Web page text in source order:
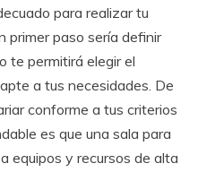
para realizar tu
primer paso sería definir
te permitirá elegir el
a tus necesidades. De
conforme a tus criterios
es que una sala para
equipos y recursos de alta